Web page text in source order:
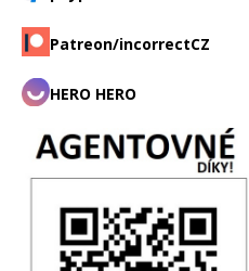
Patreon/incorrectCZ
HERO HERO